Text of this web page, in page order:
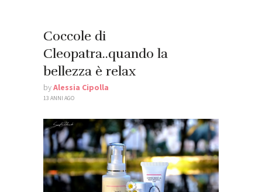
Coccole di
Cleopatra..quando la
bellezza è relax
byAlessia Cipolla
13 ANNI AGO